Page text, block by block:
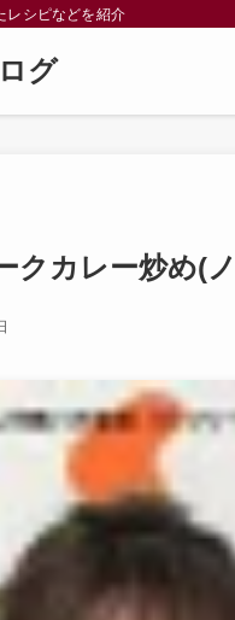
レシピなどを紹介
グ
クカレー炒め(